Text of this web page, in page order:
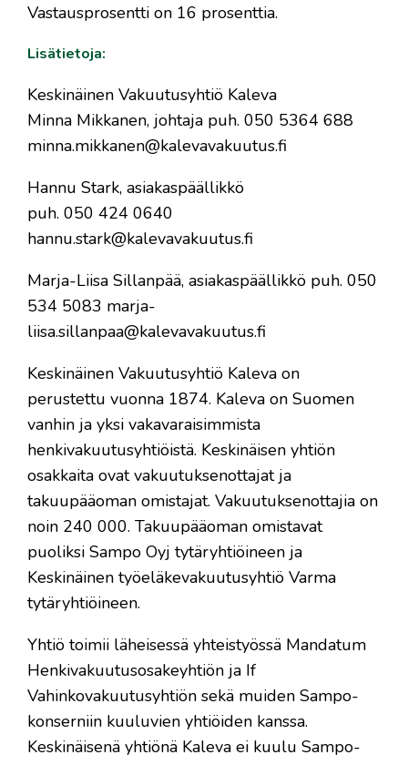
Vastausprosentti on 16 prosenttia.
Lisätietoja:
Keskinäinen Vakuutusyhtiö Kaleva
Minna Mikkanen, johtaja puh. 050 5364 688
minna.mikkanen@kalevavakuutus.fi
Hannu Stark, asiakaspäällikkö
puh. 050 424 0640
hannu.stark@kalevavakuutus.fi
Marja-Liisa Sillanpää, asiakaspäällikkö puh. 050
534 5083 marja-
liisa.sillanpaa@kalevavakuutus.fi
Keskinäinen Vakuutusyhtiö Kaleva on
perustettu vuonna 1874. Kaleva on Suomen
vanhin ja yksi vakavaraisimmista
henkivakuutusyhtiöistä. Keskinäisen yhtiön
osakkaita ovat vakuutuksenottajat ja
takuupääoman omistajat. Vakuutuksenottajia on
noin 240 000. Takuupääoman omistavat
puoliksi Sampo Oyj tytäryhtiöineen ja
Keskinäinen työeläkevakuutusyhtiö Varma
tytäryhtiöineen.
Yhtiö toimii läheisessä yhteistyössä Mandatum
Henkivakuutusosakeyhtiön ja If
Vahinkovakuutusyhtiön sekä muiden Sampo-
konserniin kuuluvien yhtiöiden kanssa.
Keskinäisenä yhtiönä Kaleva ei kuulu Sampo-